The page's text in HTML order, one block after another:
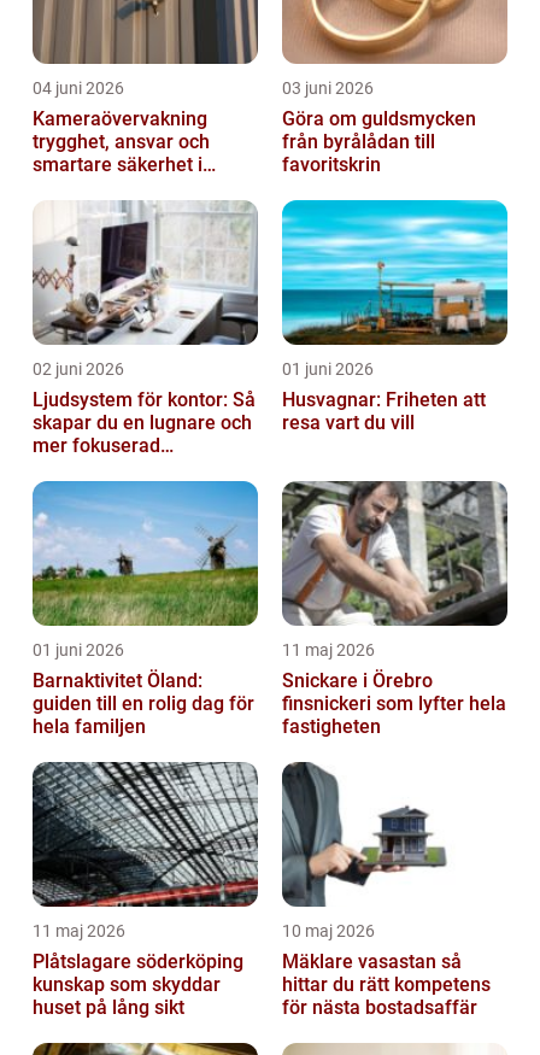
04 juni 2026
Kameraövervakning
trygghet, ansvar och
smartare säkerhet i
03 juni 2026
Göra om guldsmycken
från byrålådan till
favoritskrin
02 juni 2026
Ljudsystem för kontor: Så
skapar du en lugnare och
mer fokuserad
01 juni 2026
Husvagnar: Friheten att
resa vart du vill
01 juni 2026
Barnaktivitet Öland:
guiden till en rolig dag för
hela familjen
11 maj 2026
Snickare i Örebro
finsnickeri som lyfter hela
fastigheten
11 maj 2026
Plåtslagare söderköping
kunskap som skyddar
huset på lång sikt
10 maj 2026
Mäklare vasastan så
hittar du rätt kompetens
för nästa bostadsaffär